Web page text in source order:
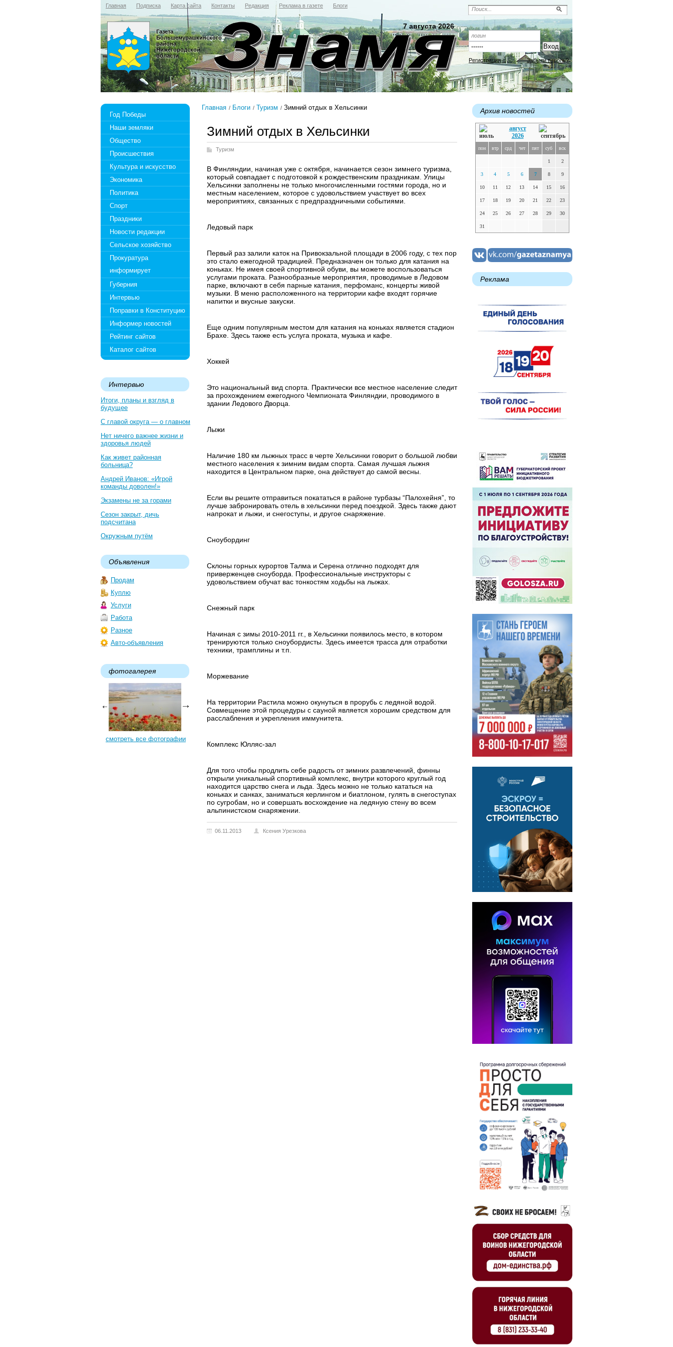
Главная Подписка Карта сайта Контакты Редакция Реклама в газете Блоги
Регистрация Забыли пароль?
7 августа 2026
Газета
Большемурашкинского
района
Нижегородской
области
Год Победы
Наши земляки
Общество
Происшествия
Культура и искусство
Экономика
Политика
Спорт
Праздники
Новости редакции
Сельское хозяйство
Прокуратура
информирует
Губерния
Интервью
Поправки в Конституцию
Информер новостей
Рейтинг сайтов
Каталог сайтов
Интервью
Итоги, планы и взгляд в
будущее
С главой округа — о главном
Нет ничего важнее жизни и
здоровья людей
Как живет районная
больница?
Андрей Иванов: «Игрой
команды доволен!»
Экзамены не за горами
Сезон закрыт, дичь
подсчитана
Окружным путём
Объявления
Продам
Куплю
Услуги
Работа
Разное
Авто-объявления
фотогалерея
смотреть все фотографии
Главная Блоги Туризм Зимний отдых в Хельсинки
Зимний отдых в Хельсинки
Туризм
В Финляндии, начиная уже с октября, начинается сезон зимнего туризма,
который совпадает с подготовкой к рождественским праздникам. Улицы
Хельсинки заполнены не только многочисленными гостями города, но и
местным населением, которое с удовольствием участвует во всех
мероприятиях, связанных с предпраздничными событиями.
Ледовый парк
Первый раз залили каток на Привокзальной площади в 2006 году, с тех пор
это стало ежегодной традицией. Предназначен он только для катания на
коньках. Не имея своей спортивной обуви, вы можете воспользоваться
услугами проката. Разнообразные мероприятия, проводимые в Ледовом
парке, включают в себя парные катания, перфоманс, концерты живой
музыки. В меню расположенного на территории кафе входят горячие
напитки и вкусные закуски.
Еще одним популярным местом для катания на коньках является стадион
Брахе. Здесь также есть услуга проката, музыка и кафе.
Хоккей
Это национальный вид спорта. Практически все местное население следит
за прохождением ежегодного Чемпионата Финляндии, проводимого в
здании Ледового Дворца.
Лыжи
Наличие 180 км лыжных трасс в черте Хельсинки говорит о большой любви
местного населения к зимним видам спорта. Самая лучшая лыжня
находится в Центральном парке, она действует до самой весны.
Если вы решите отправиться покататься в районе турбазы “Палохейня”, то
лучше забронировать отель в хельсинки перед поездкой. Здесь также дают
напрокат и лыжи, и снегоступы, и другое снаряжение.
Сноубординг
Склоны горных курортов Талма и Серена отлично подходят для
приверженцев сноуборда. Профессиональные инструкторы с
удовольствием обучат вас тонкостям ходьбы на лыжах.
Снежный парк
Начиная с зимы 2010-2011 гг., в Хельсинки появилось место, в котором
тренируются только сноубордисты. Здесь имеется трасса для отработки
техники, трамплины и т.п.
Моржевание
На территории Растила можно окунуться в прорубь с ледяной водой.
Совмещение этой процедуры с сауной является хорошим средством для
расслабления и укрепления иммунитета.
Комплекс Юлляс-зал
Для того чтобы продлить себе радость от зимних развлечений, финны
открыли уникальный спортивный комплекс, внутри которого круглый год
находится царство снега и льда. Здесь можно не только кататься на
коньках и санках, заниматься керлингом и биатлоном, гулять в снегоступах
по сугробам, но и совершать восхождение на ледяную стену во всем
альпинистском снаряжении.
06.11.2013 Ксения Урезкова
Архив новостей
август
2026
пон втр срд чет пят суб вск
1 2
3 4 5 6 7 8 9
10 11 12 13 14 15 16
17 18 19 20 21 22 23
24 25 26 27 28 29 30
31
Реклама